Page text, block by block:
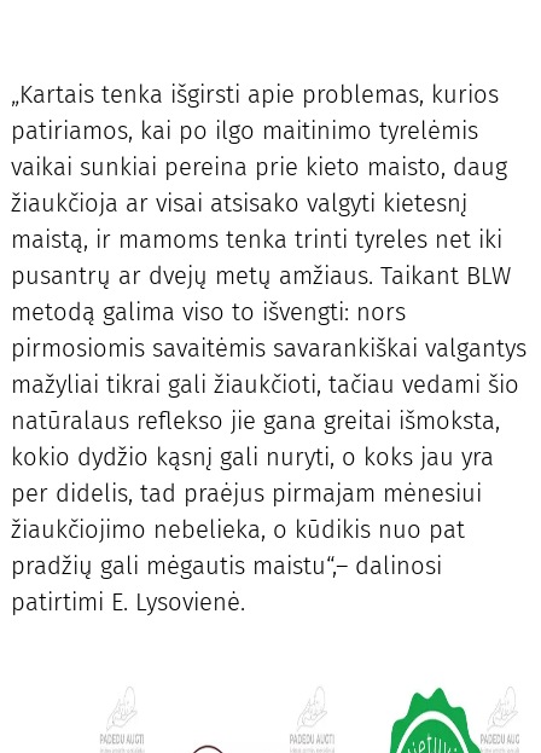
„Kartais tenka išgirsti apie problemas, kurios
patiriamos, kai po ilgo maitinimo tyrelėmis
vaikai sunkiai pereina prie kieto maisto, daug
žiaukčioja ar visai atsisako valgyti kietesnį
maistą, ir mamoms tenka trinti tyreles net iki
pusantrų ar dvejų metų amžiaus. Taikant BLW
metodą galima viso to išvengti: nors
pirmosiomis savaitėmis savarankiškai valgantys
mažyliai tikrai gali žiaukčioti, tačiau vedami šio
natūralaus reflekso jie gana greitai išmoksta,
kokio dydžio kąsnį gali nuryti, o koks jau yra
per didelis, tad praėjus pirmajam mėnesiui
žiaukčiojimo nebelieka, o kūdikis nuo pat
pradžių gali mėgautis maistu“,– dalinosi
patirtimi E. Lysovienė.